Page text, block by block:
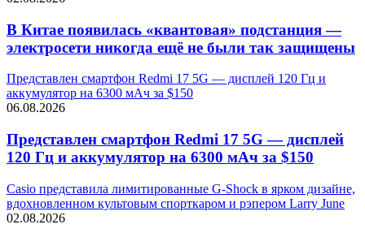
В Китае появилась «квантовая» подстанция —
электросети никогда ещё не были так защищены
Представлен смартфон Redmi 17 5G — дисплей 120 Гц и
аккумулятор на 6300 мАч за $150
06.08.2026
Представлен смартфон Redmi 17 5G — дисплей
120 Гц и аккумулятор на 6300 мАч за $150
Casio представила лимитированные G-Shock в ярком дизайне,
вдохновленном культовым спорткаром и рэпером Larry June
02.08.2026